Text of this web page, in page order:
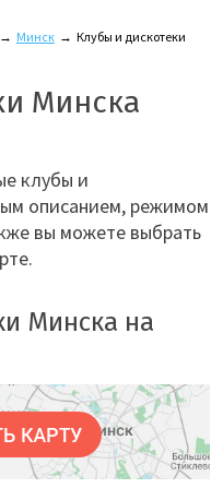
→ Минск → Клубы и дискотеки
Минска
клубы и
описанием, режимом
вы можете выбрать
Минска на